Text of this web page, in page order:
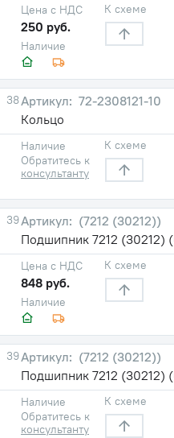
Наличие
Цена с НДС
250 руб.
К схеме
38
72-2308121-10
Кольцо
Наличие
Обратитесь к
консультанту
К схеме
39
(7212 (30212))
Подшипник 7212 (30212)
Наличие
Цена с НДС
848 руб.
К схеме
39
(7212 (30212))
Подшипник 7212 (30212)
Наличие
Обратитесь к
консультанту
К схеме